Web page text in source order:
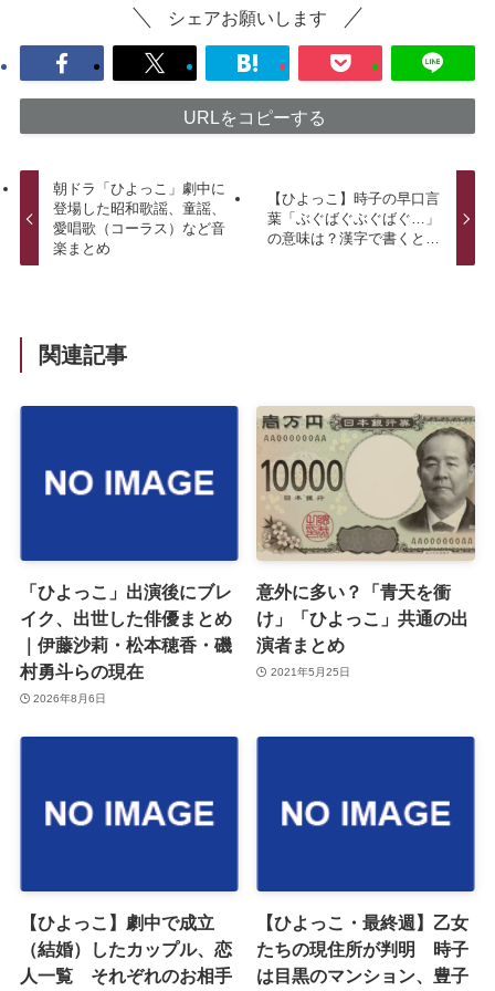
シェアお願いします
URLをコピーする
朝ドラ「ひよっこ」劇中に
登場した昭和歌謡、童謡、
愛唱歌（コーラス）など音
楽まとめ
【ひよっこ】時子の早口言
葉「ぶぐばぐぶぐばぐ…」
の意味は？漢字で書くと…
関連記事
「ひよっこ」出演後にブレ
イク、出世した俳優まとめ
｜伊藤沙莉・松本穂香・磯
村勇斗らの現在
2026年8月6日
意外に多い？「青天を衝
け」「ひよっこ」共通の出
演者まとめ
2021年5月25日
【ひよっこ】劇中で成立
（結婚）したカップル、恋
人一覧 それぞれのお相手
【ひよっこ・最終週】乙女
たちの現住所が判明 時子
は目黒のマンション、豊子